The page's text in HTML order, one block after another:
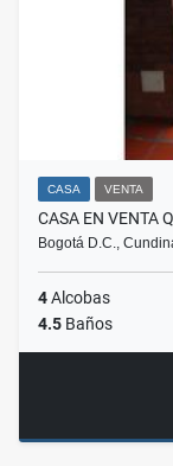
CASA VENTA
CASA EN VENTA
Bogotá D.C.,
4Alcobas
4.5 Baños